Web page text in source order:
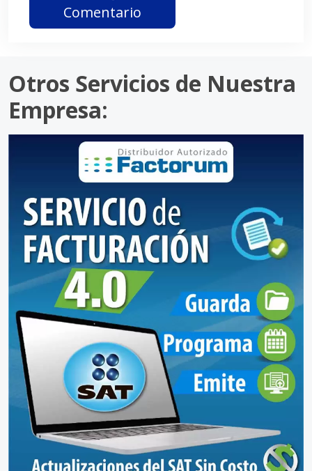
Comentario
Otros Servicios de Nuestra
Empresa: